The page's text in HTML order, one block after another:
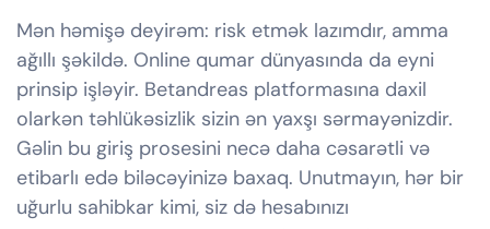
Mən həmişə deyirəm: risk etmək lazımdır, amma
ağıllı şəkildə. Online qumar dünyasında da eyni
prinsip işləyir. Betandreas platformasına daxil
olarkən təhlükəsizlik sizin ən yaxşı sərmayənizdir.
Gəlin bu giriş prosesini necə daha cəsarətli və
etibarlı edə biləcəyinizə baxaq. Unutmayın, hər bir
uğurlu sahibkar kimi, siz də hesabınızı